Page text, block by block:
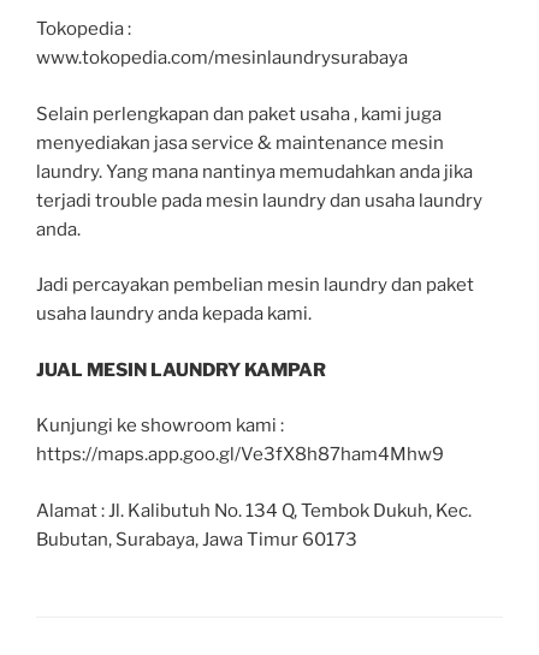
Tokopedia :
www.tokopedia.com/mesinlaundrysurabaya
Selain perlengkapan dan paket usaha , kami juga
menyediakan jasa service & maintenance mesin
laundry. Yang mana nantinya memudahkan anda jika
terjadi trouble pada mesin laundry dan usaha laundry
anda.
Jadi percayakan pembelian mesin laundry dan paket
usaha laundry anda kepada kami.
JUAL MESIN LAUNDRY KAMPAR
Kunjungi ke showroom kami :
https://maps.app.goo.gl/Ve3fX8h87ham4Mhw9
Alamat : Jl. Kalibutuh No. 134 Q, Tembok Dukuh, Kec.
Bubutan, Surabaya, Jawa Timur 60173